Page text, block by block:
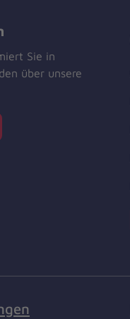
Sie in
über unsere